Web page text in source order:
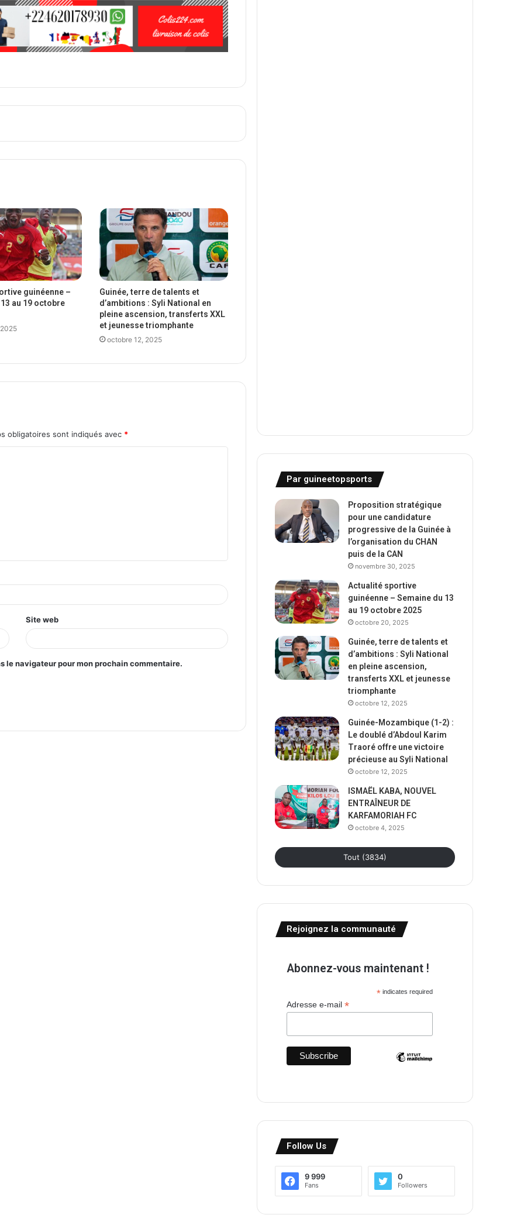
guinéenne –
au 19 octobre
Guinée, terre de talents et
d’ambitions : Syli National en
pleine ascension, transferts XXL
et jeunesse triomphante
octobre 12, 2025
obligatoires sont indiqués avec *
Site web
le navigateur pour mon prochain commentaire.
Par guineetopsports
Proposition stratégique
pour une candidature
progressive de la Guinée à
l’organisation du CHAN
puis de la CAN
novembre 30, 2025
Actualité sportive
guinéenne – Semaine du 13
au 19 octobre 2025
octobre 20, 2025
Guinée, terre de talents et
d’ambitions : Syli National
en pleine ascension,
transferts XXL et jeunesse
triomphante
octobre 12, 2025
Guinée-Mozambique (1-2) :
Le doublé d’Abdoul Karim
Traoré offre une victoire
précieuse au Syli National
octobre 12, 2025
ISMAËL KABA, NOUVEL
ENTRAÎNEUR DE
KARFAMORIAH FC
octobre 4, 2025
Tout (3834)
Rejoignez la communauté
Abonnez-vous maintenant !
*indicates required
Adresse e-mail*
Follow Us
9 999
Fans
0
Followers